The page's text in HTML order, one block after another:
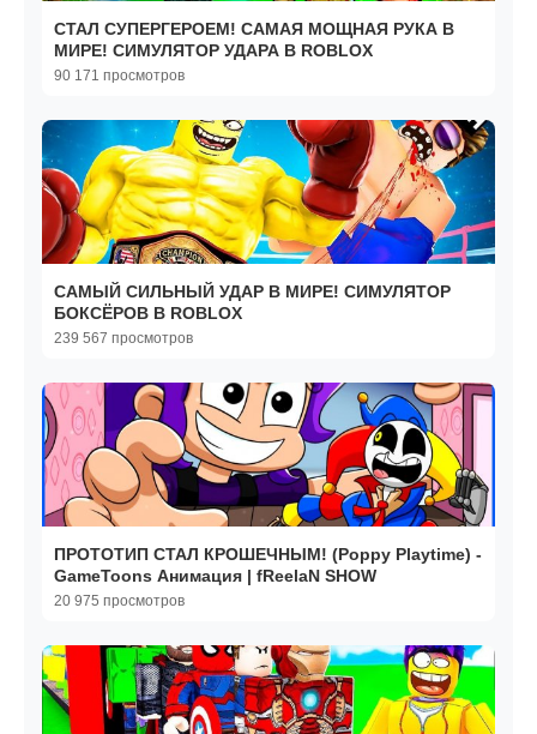
СТАЛ СУПЕРГЕРОЕМ! САМАЯ МОЩНАЯ РУКА В
МИРЕ! СИМУЛЯТОР УДАРА В ROBLOX
90 171 просмотров
САМЫЙ СИЛЬНЫЙ УДАР В МИРЕ! СИМУЛЯТОР
БОКСЁРОВ В ROBLOX
239 567 просмотров
ПРОТОТИП СТАЛ КРОШЕЧНЫМ! (Poppy Playtime) -
GameToons Анимация | fReelaN SHOW
20 975 просмотров